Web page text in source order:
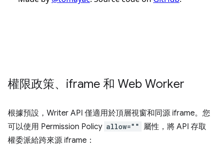
權限政策、iframe 和 Web Worker
根據預設，Writer API 僅適用於頂層視窗和同源 iframe。您
可以使用 Permission Policy allow="" 屬性，將 API 存取
權委派給跨來源 iframe：